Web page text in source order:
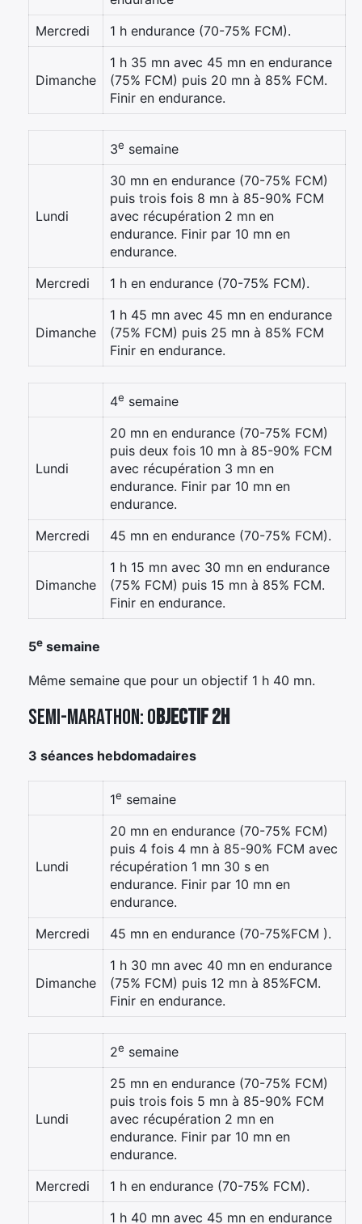
Mercredi
1 h endurance (70-75% FCM).
Dimanche
1 h 35 mn avec 45 mn en endurance
(75% FCM) puis 20 mn à 85% FCM.
Finir en endurance.
3e semaine
Lundi
30 mn en endurance (70-75% FCM)
puis trois fois 8 mn à 85-90% FCM
avec récupération 2 mn en
endurance. Finir par 10 mn en
endurance.
Mercredi
1 h en endurance (70-75% FCM).
Dimanche
1 h 45 mn avec 45 mn en endurance
(75% FCM) puis 25 mn à 85% FCM
Finir en endurance.
4e semaine
Lundi
20 mn en endurance (70-75% FCM)
puis deux fois 10 mn à 85-90% FCM
avec récupération 3 mn en
endurance. Finir par 10 mn en
endurance.
Mercredi
45 mn en endurance (70-75% FCM).
Dimanche
1 h 15 mn avec 30 mn en endurance
(75% FCM) puis 15 mn à 85% FCM.
Finir en endurance.
5e semaine
Même semaine que pour un objectif 1 h 40 mn.
Semi-marathon: objectif 2h
3 séances hebdomadaires
1e semaine
Lundi
20 mn en endurance (70-75% FCM)
puis 4 fois 4 mn à 85-90% FCM avec
récupération 1 mn 30 s en
endurance. Finir par 10 mn en
endurance.
Mercredi
45 mn en endurance (70-75%FCM ).
Dimanche
1 h 30 mn avec 40 mn en endurance
(75% FCM) puis 12 mn à 85%FCM.
Finir en endurance.
2e semaine
Lundi
25 mn en endurance (70-75% FCM)
puis trois fois 5 mn à 85-90% FCM
avec récupération 2 mn en
endurance. Finir par 10 mn en
endurance.
Mercredi
1 h en endurance (70-75% FCM).
1 h 40 mn avec 45 mn en endurance